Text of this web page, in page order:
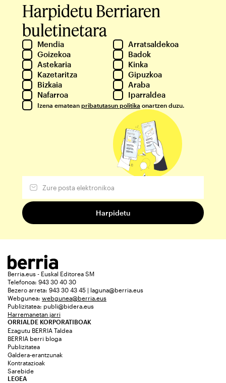
Harpidetu Berriaren
buletinetara
Mendia
Arratsaldekoa
Goizekoa
Badok
Astekaria
Kinka
Kazetaritza
Gipuzkoa
Bizkaia
Araba
Nafarroa
Iparraldea
Izena ematean pribatutasun politika onartzen duzu.
Berria.eus - Euskal Editorea SM
Telefonoa: 943 30 40 30
Bezero arreta: 943 30 43 45 | laguna@berria.eus
Webgunea: webgunea@berria.eus
Publizitatea: publi@bidera.eus
Harremanetan jarri
ORRIALDE KORPORATIBOAK
Ezagutu BERRIA Taldea
BERRIA berri bloga
Publizitatea
Galdera-erantzunak
Kontratazioak
Sarebide
LEGEA